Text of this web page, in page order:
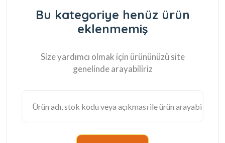
Bu kategoriye henüz ürün
eklenmemiş
Size yardımcı olmak için ürününüzü site
genelinde arayabiliriz